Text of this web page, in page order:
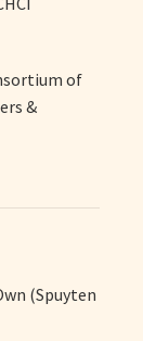
of
&
(Spuyten